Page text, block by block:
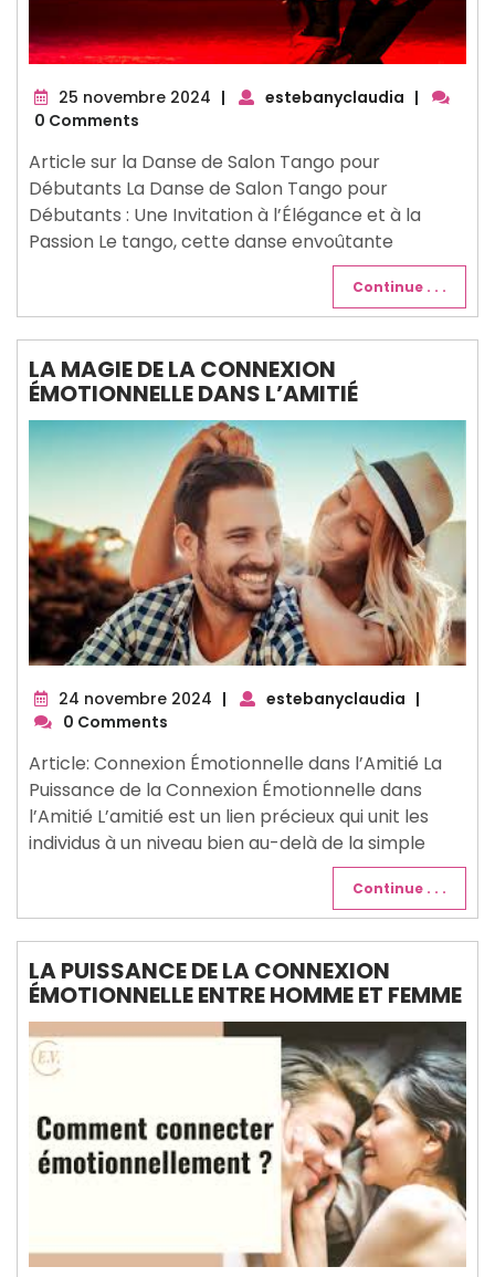
25 novembre 2024 25
| estebanyclaudia |
0 Comments
Article sur la Danse de Salon Tango pour
Débutants La Danse de Salon Tango pour
Débutants : Une Invitation à l’Élégance et à la
Passion Le tango, cette danse envoûtante
Continue . . .
LA MAGIE DE LA CONNEXION
ÉMOTIONNELLE DANS L’AMITIÉ
24 novembre 2024 24
| estebanyclaudia |
0 Comments
Article: Connexion Émotionnelle dans l’Amitié La
Puissance de la Connexion Émotionnelle dans
l’Amitié L’amitié est un lien précieux qui unit les
individus à un niveau bien au-delà de la simple
Continue . . .
LA PUISSANCE DE LA CONNEXION
ÉMOTIONNELLE ENTRE HOMME ET FEMME